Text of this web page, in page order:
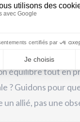
ou rien », induisant
vers un mode
s’épuiser ?
équilibre tout en
? Guidons pour
allié, pas une